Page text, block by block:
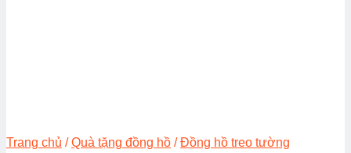
Trang chủ / Quà tặng đồng hồ / Đồng hồ treo tường